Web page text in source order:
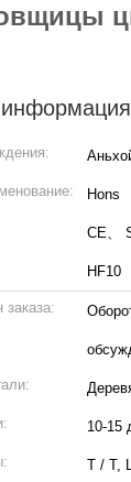
Hons
CE、
HF10
заказа:
10-15
T / T,